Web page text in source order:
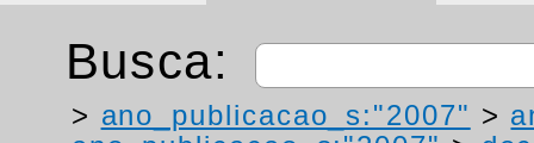
Busca:
> ano_publicacao_s:"2007" >